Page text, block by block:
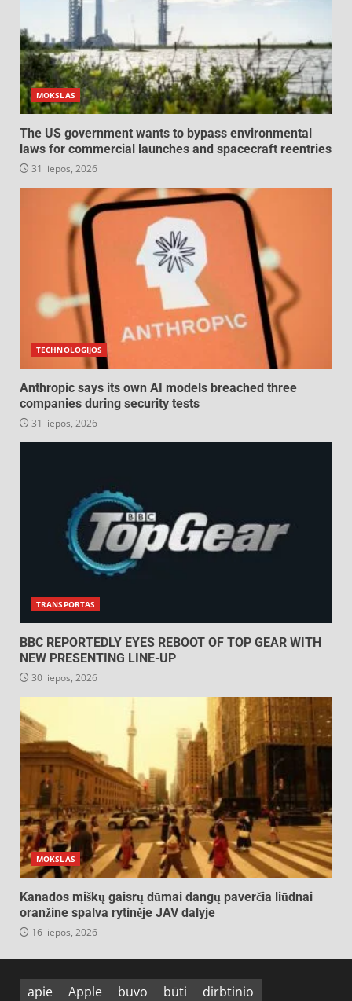
MOKSLAS
The US government wants to bypass environmental
laws for commercial launches and spacecraft reentries
31 liepos, 2026
TECHNOLOGIJOS
Anthropic says its own AI models breached three
companies during security tests
31 liepos, 2026
TRANSPORTAS
BBC REPORTEDLY EYES REBOOT OF TOP GEAR WITH
NEW PRESENTING LINE-UP
30 liepos, 2026
MOKSLAS
Kanados miškų gaisrų dūmai dangų paverčia liūdnai
oranžine spalva rytinėje JAV dalyje
16 liepos, 2026
apie Apple buvo būti
dirbtinio